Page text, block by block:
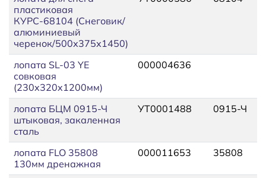
пластиковая
КУРС-68104 (Снеговик/
алюминиевый
черенок/500х375х1450)
лопата SL-03 YE
совковая
(230x320x1200мм)
000004636
лопата БЦМ 0915-Ч
штыковая, закаленная
сталь
УТ0001488 0915-Ч
лопата FLO 35808
130мм дренажная
000011653 35808